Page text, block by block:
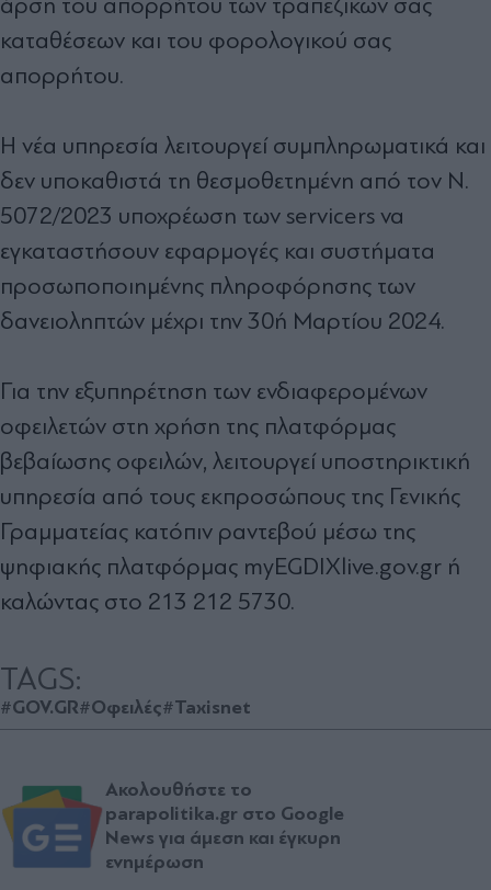
άρση του απορρήτου των τραπεζικών σας
καταθέσεων και του φορολογικού σας
απορρήτου.
Η νέα υπηρεσία λειτουργεί συμπληρωματικά και
δεν υποκαθιστά τη θεσμοθετημένη από τον Ν.
5072/2023 υποχρέωση των servicers να
εγκαταστήσουν εφαρμογές και συστήματα
προσωποποιημένης πληροφόρησης των
δανειοληπτών μέχρι την 30ή Μαρτίου 2024.
Για την εξυπηρέτηση των ενδιαφερομένων
οφειλετών στη χρήση της πλατφόρμας
βεβαίωσης οφειλών, λειτουργεί υποστηρικτική
υπηρεσία από τους εκπροσώπους της Γενικής
Γραμματείας κατόπιν ραντεβού μέσω της
ψηφιακής πλατφόρμας myEGDIXlive.gov.gr ή
καλώντας στο 213 212 5730.
TAGS:
#GOV.GR#Οφειλές#Taxisnet
Ακολουθήστε το
parapolitika.gr στο Google
News για άμεση και έγκυρη
ενημέρωση